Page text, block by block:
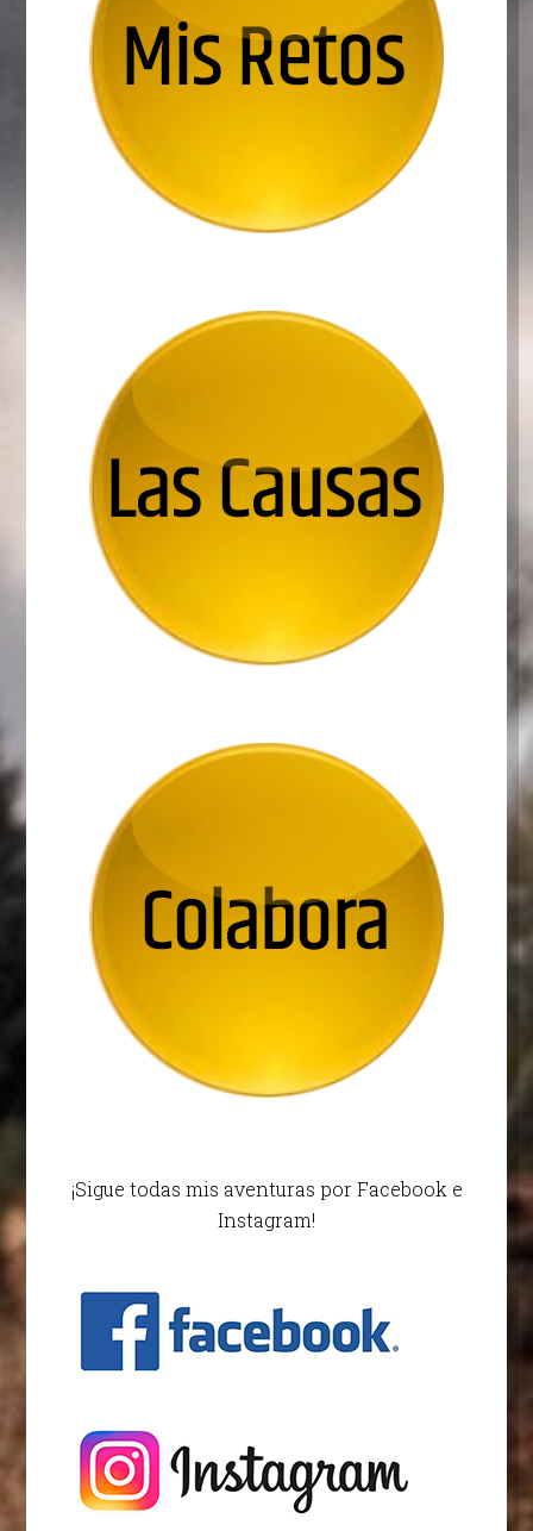
¡Sigue todas mis aventuras por Facebook e
Instagram!